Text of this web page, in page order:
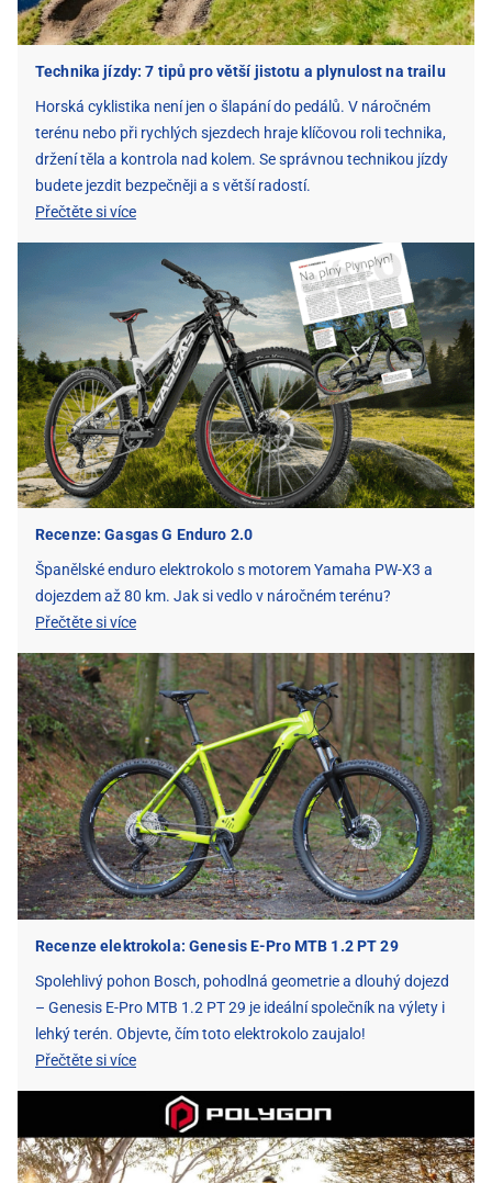
Technika jízdy: 7 tipů pro větší jistotu a plynulost na trailu
Horská cyklistika není jen o šlapání do pedálů. V náročném
terénu nebo při rychlých sjezdech hraje klíčovou roli technika,
držení těla a kontrola nad kolem. Se správnou technikou jízdy
budete jezdit bezpečněji a s větší radostí.
Přečtěte si více
Recenze: Gasgas G Enduro 2.0
Španělské enduro elektrokolo s motorem Yamaha PW-X3 a
dojezdem až 80 km. Jak si vedlo v náročném terénu?
Přečtěte si více
Recenze elektrokola: Genesis E-Pro MTB 1.2 PT 29
Spolehlivý pohon Bosch, pohodlná geometrie a dlouhý dojezd
– Genesis E-Pro MTB 1.2 PT 29 je ideální společník na výlety i
lehký terén. Objevte, čím toto elektrokolo zaujalo!
Přečtěte si více